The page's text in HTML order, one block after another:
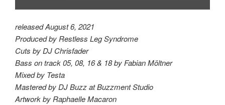
released August 6, 2021
Produced by Restless Leg Syndrome
Cuts by DJ Chrisfader
Bass on track 05, 08, 16 & 18 by Fabian Möltner
Mixed by Testa
Mastered by DJ Buzz at Buzzment Studio
Artwork by Raphaelle Macaron